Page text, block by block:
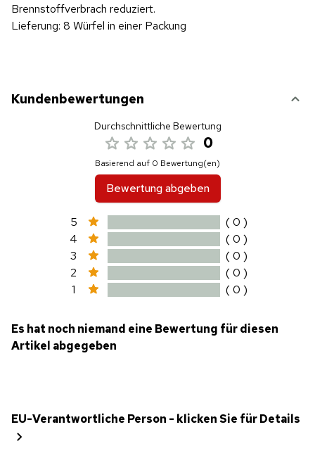
Brennstoffverbrach reduziert.
Lieferung: 8 Würfel in einer Packung
Kundenbewertungen
Durchschnittliche Bewertung
0
Basierend auf 0 Bewertung(en)
Bewertung abgeben
5
( 0 )
4
( 0 )
3
( 0 )
2
( 0 )
1
( 0 )
Es hat noch niemand eine Bewertung für diesen
Artikel abgegeben
EU-Verantwortliche Person - klicken Sie für Details